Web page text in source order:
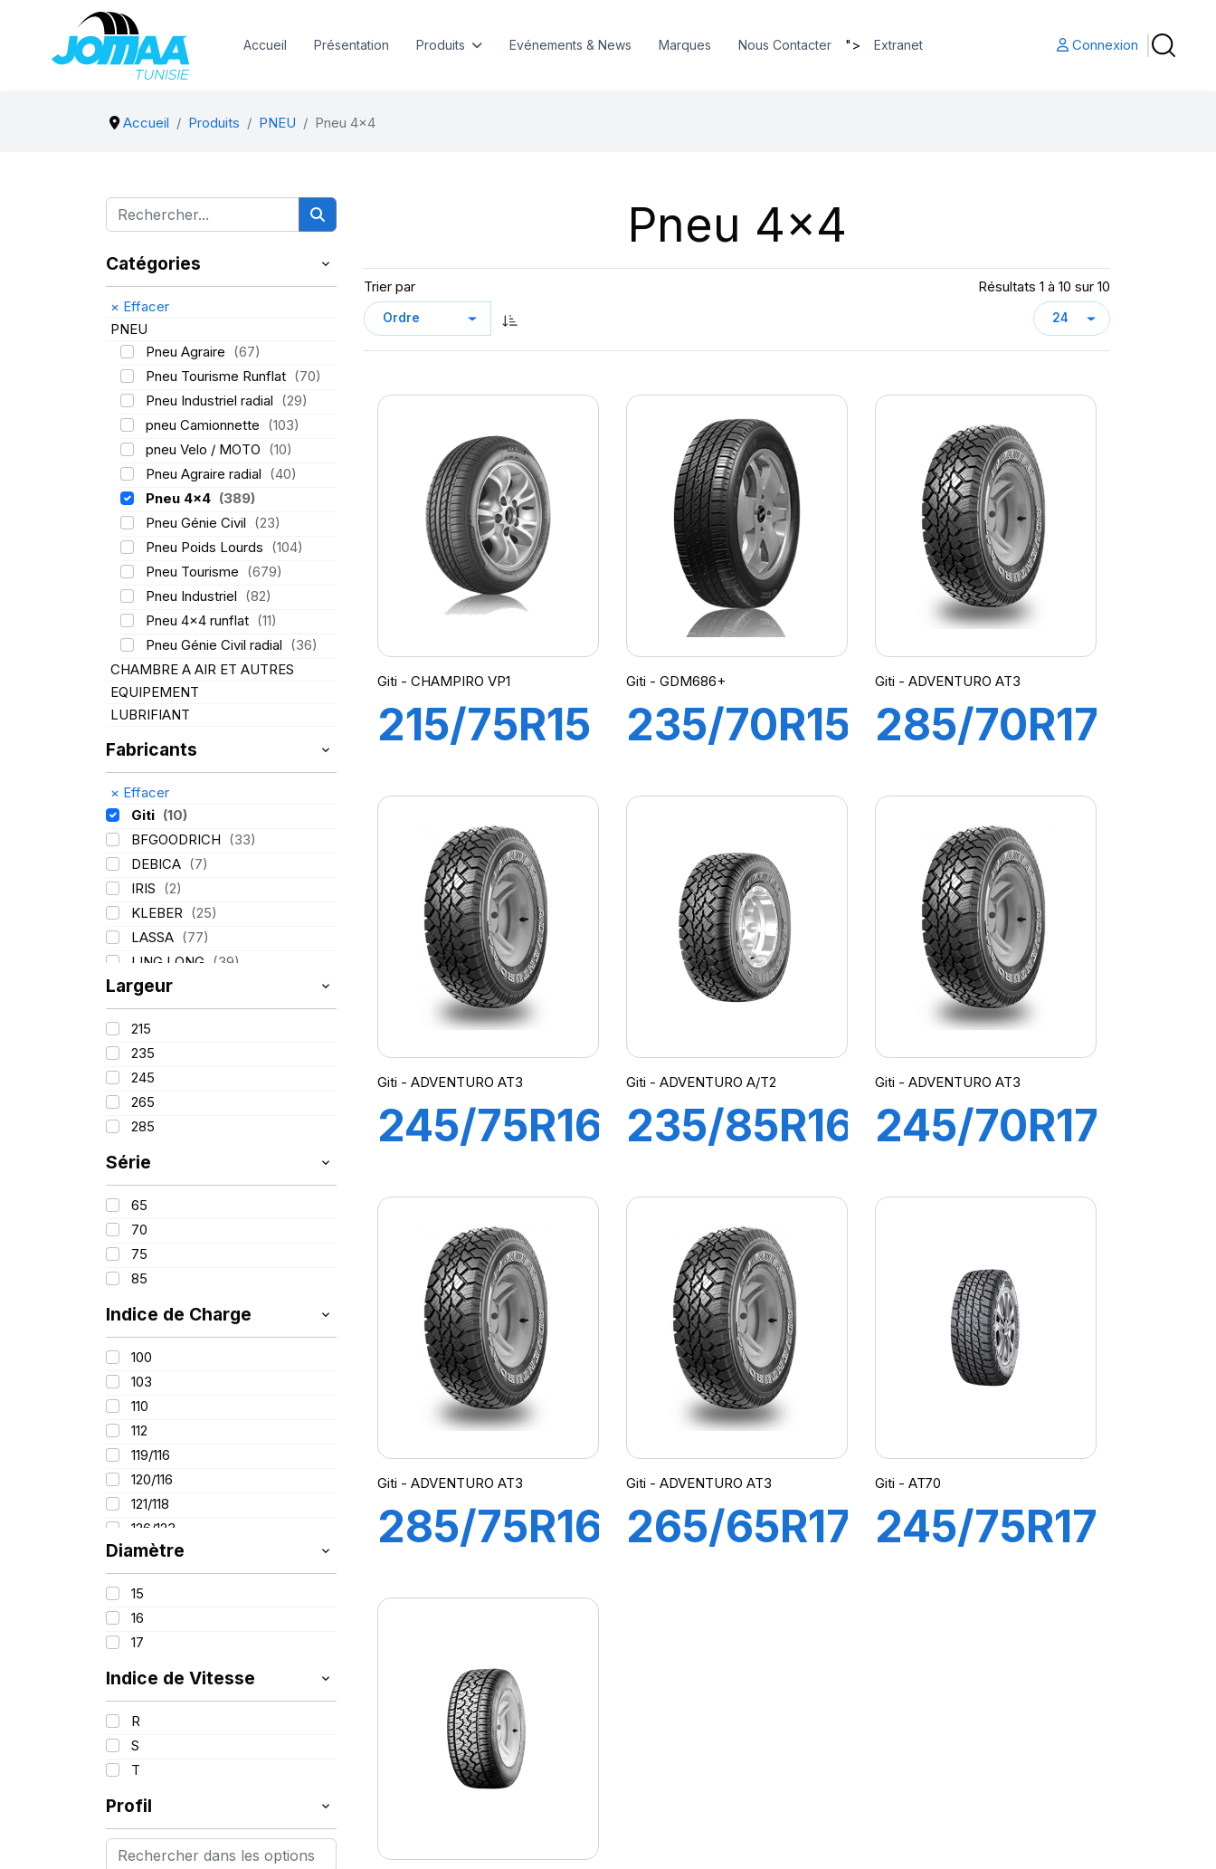
Accueil Présentation Produits Evénements & News Marques Nous Contacter "> Extranet Connexion
Accueil Produits PNEU Pneu 4x4
Catégories
× Effacer
PNEU
Pneu Agraire (67)
Pneu Tourisme Runflat (70)
Pneu Industriel radial (29)
pneu Camionnette (103)
pneu Velo / MOTO (10)
Pneu Agraire radial (40)
Pneu 4x4 (389)
Pneu Génie Civil (23)
Pneu Poids Lourds (104)
Pneu Tourisme (679)
Pneu Industriel (82)
Pneu 4x4 runflat (11)
Pneu Génie Civil radial (36)
CHAMBRE A AIR ET AUTRES
EQUIPEMENT
LUBRIFIANT
Fabricants
× Effacer
Giti (10)
BFGOODRICH (33)
DEBICA (7)
IRIS (2)
KLEBER (25)
LASSA (77)
LING LONG (39)
MICHELIN
PIRELLI (110)
TIGAR
Largeur
215
235
245
265
285
Série
65
70
75
85
Indice de Charge
100
103
110
112
119/116
120/116
121/118
126/123
Diamètre
15
16
17
Indice de Vitesse
R
S
T
Profil
Pneu 4x4
Trier par Résultats 1 à 10 sur 10
Giti - CHAMPIRO VP1
215/75R15
CHAMPIRO
VP1
Giti - GDM686+
235/70R15
Giti - ADVENTURO AT3
285/70R17
121/118S
ADVENTURO
AT3
(OWL)
Giti - ADVENTURO AT3
245/75R16
ADVENTURO
AT3 WL
Giti - ADVENTURO A/T2
235/85R16
ADVENTURO
A/T2
Giti - ADVENTURO AT3
245/70R17
AT3 OWL
Giti - ADVENTURO AT3
285/75R16
ADVENTURO
AT3
(OWL)
Giti - ADVENTURO AT3
265/65R17
Giti - AT70
245/75R17